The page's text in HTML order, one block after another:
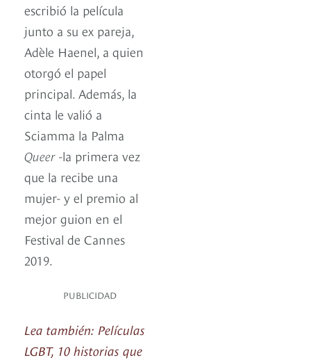
escribió la película
junto a su ex pareja,
Adèle Haenel, a quien
otorgó el papel
principal. Además, la
cinta le valió a
Sciamma la Palma
Queer -la primera vez
que la recibe una
mujer- y el premio al
mejor guion en el
Festival de Cannes
2019.
PUBLICIDAD
Lea también: Películas
LGBT, 10 historias que